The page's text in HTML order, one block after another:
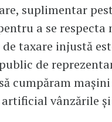
suplimentar
a se respecta
de taxare injustă
de
cumpăram
artificial vânzările